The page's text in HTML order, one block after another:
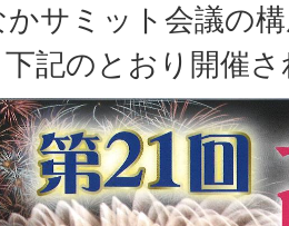
サミット会議の
記のとおり開催